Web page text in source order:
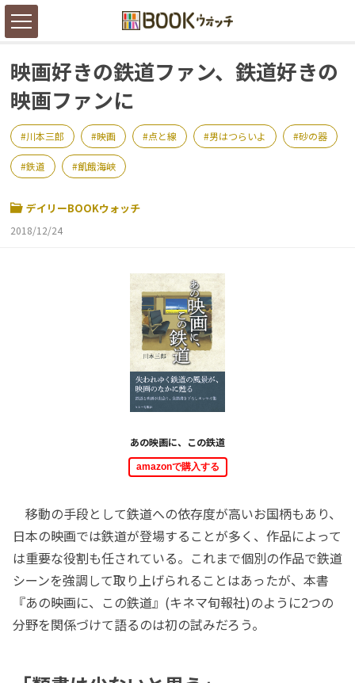
映画好きの鉄道ファン、鉄道好きの
映画ファンに
川本三郎 映画 点と線 男はつらいよ 砂の器
鉄道 飢餓海峡
デイリーBOOKウォッチ
2018/12/24
あの映画に、この鉄道
amazonで購入する
移動の手段として鉄道への依存度が高いお国柄もあり、
日本の映画では鉄道が登場することが多く、作品によって
は重要な役割も任されている。これまで個別の作品で鉄道
シーンを強調して取り上げられることはあったが、本書
『あの映画に、この鉄道』(キネマ旬報社)のように2つの
分野を関係づけて語るのは初の試みだろう。